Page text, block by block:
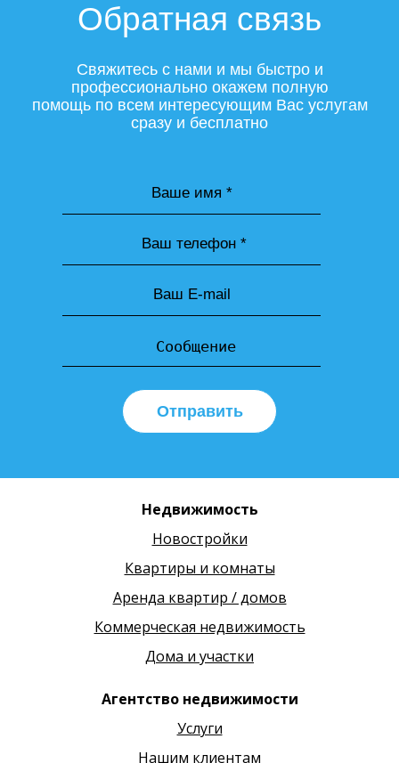
Обратная связь
Свяжитесь с нами и мы быстро и
профессионально окажем полную
помощь по всем интересующим Вас услугам
сразу и бесплатно
Отправить
Недвижимость
Новостройки
Квартиры и комнаты
Аренда квартир / домов
Коммерческая недвижимость
Дома и участки
Агентство недвижимости
Услуги
Нашим клиентам